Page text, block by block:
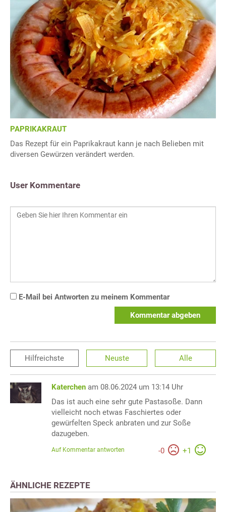
PAPRIKAKRAUT
Das Rezept für ein Paprikakraut kann je nach Belieben mit
diversen Gewürzen verändert werden.
User Kommentare
E-Mail bei Antworten zu meinem Kommentar
Kommentar abgeben
Hilfreichste Neuste Alle
Katerchen am 08.06.2024 um 13:14 Uhr
Das ist auch eine sehr gute Pastasoße. Dann
vielleicht noch etwas Faschiertes oder
gewürfelten Speck anbraten und zur Soße
dazugeben.
-0 +1
Auf Kommentar antworten
ÄHNLICHE REZEPTE